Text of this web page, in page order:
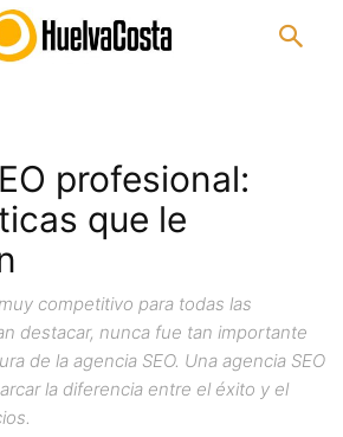
profesional:
que le
competitivo para todas las
destacar, nunca fue tan importante
de la agencia SEO. Una agencia SEO
la diferencia entre el éxito y el